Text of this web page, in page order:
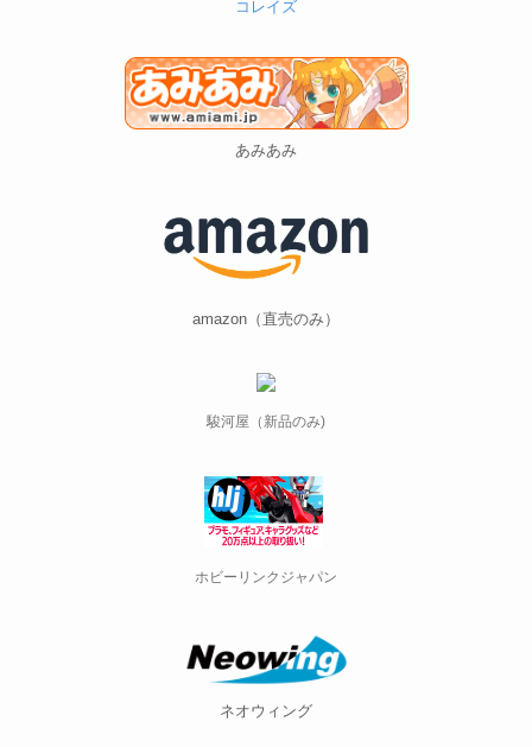
コレイズ
あみあみ
amazon（直売のみ）
駿河屋（新品のみ)
ホビーリンクジャパン
ネオウィング